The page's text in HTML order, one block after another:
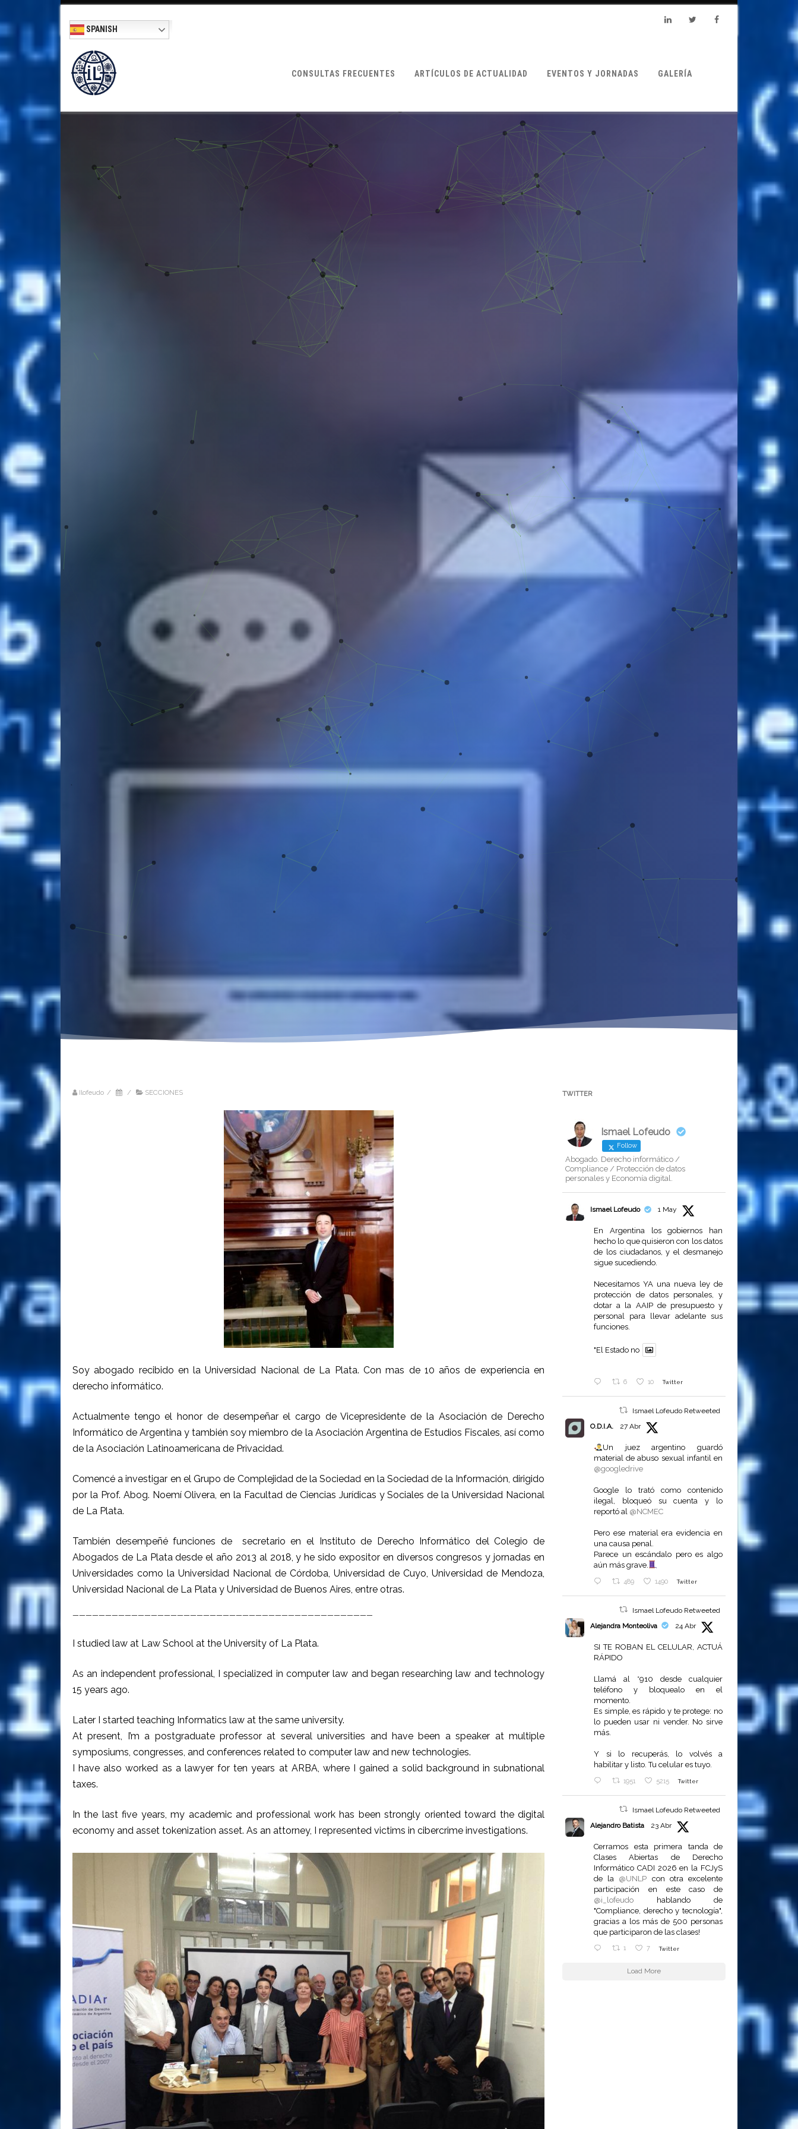
SPANISH
CONSULTAS FRECUENTES ARTÍCULOS DE ACTUALIDAD EVENTOS Y JORNADAS GALERÍA
Ilofeudo / / SECCIONES
Soy abogado recibido en la Universidad Nacional de La Plata. Con mas de 10 años de experiencia en
derecho informático.
Actualmente tengo el honor de desempeñar el cargo de Vicepresidente de la Asociación de Derecho
Informático de Argentina y también soy miembro de la Asociación Argentina de Estudios Fiscales, así como
de la Asociación Latinoamericana de Privacidad.
Comencé a investigar en el Grupo de Complejidad de la Sociedad en la Sociedad de la Información, dirigido
por la Prof. Abog. Noemí Olivera, en la Facultad de Ciencias Jurídicas y Sociales de la Universidad Nacional
de La Plata.
También desempeñé funciones de secretario en el Instituto de Derecho Informático del Colegio de
Abogados de La Plata desde el año 2013 al 2018, y he sido expositor en diversos congresos y jornadas en
Universidades como la Universidad Nacional de Córdoba, Universidad de Cuyo, Universidad de Mendoza,
Universidad Nacional de La Plata y Universidad de Buenos Aires, entre otras.
——————————————————————————————————————————————
I studied law at Law School at the University of La Plata.
As an independent professional, I specialized in computer law and began researching law and technology
15 years ago.
Later I started teaching Informatics law at the same university.
At present, I’m a postgraduate professor at several universities and have been a speaker at multiple
symposiums, congresses, and conferences related to computer law and new technologies.
I have also worked as a lawyer for ten years at ARBA, where I gained a solid background in subnational
taxes.
In the last five years, my academic and professional work has been strongly oriented toward the digital
economy and asset tokenization asset. As an attorney, I represented victims in cibercrime investigations.
TWITTER
Ismael Lofeudo
Follow
Abogado. Derecho informático /
Compliance / Protección de datos
personales y Economía digital.
Ismael Lofeudo 1 May
En Argentina los gobiernos han
hecho lo que quisieron con los datos
de los ciudadanos, y el desmanejo
sigue sucediendo.
Necesitamos YA una nueva ley de
protección de datos personales, y
dotar a la AAIP de presupuesto y
personal para llevar adelante sus
funciones.
"El Estado no
6 10 Twitter
Ismael Lofeudo Retweeted
O.D.I.A.
27 Abr
Un juez argentino guardó
material de abuso sexual infantil en
@googledrive
Google lo trató como contenido
ilegal, bloqueó su cuenta y lo
reportó al @NCMEC
Pero ese material era evidencia en
una causa penal.
Parece un escándalo pero es algo
aún más grave.
489 1490 Twitter
Ismael Lofeudo Retweeted
Alejandra Monteoliva
24 Abr
SI TE ROBAN EL CELULAR, ACTUÁ
RÁPIDO
Llamá al *910 desde cualquier
teléfono y bloquealo en el
momento.
Es simple, es rápido y te protege: no
lo pueden usar ni vender. No sirve
más.
Y si lo recuperás, lo volvés a
habilitar y listo. Tu celular es tuyo.
1951 5215 Twitter
Ismael Lofeudo Retweeted
Alejandro Batista
23 Abr
Cerramos esta primera tanda de
Clases Abiertas de Derecho
Informático CADI 2026 en la FCJyS
de la @UNLP con otra excelente
participación en este caso de
@i_lofeudo hablando de
"Compliance, derecho y tecnología",
gracias a los más de 500 personas
que participaron de las clases!
1 7 Twitter
Load More